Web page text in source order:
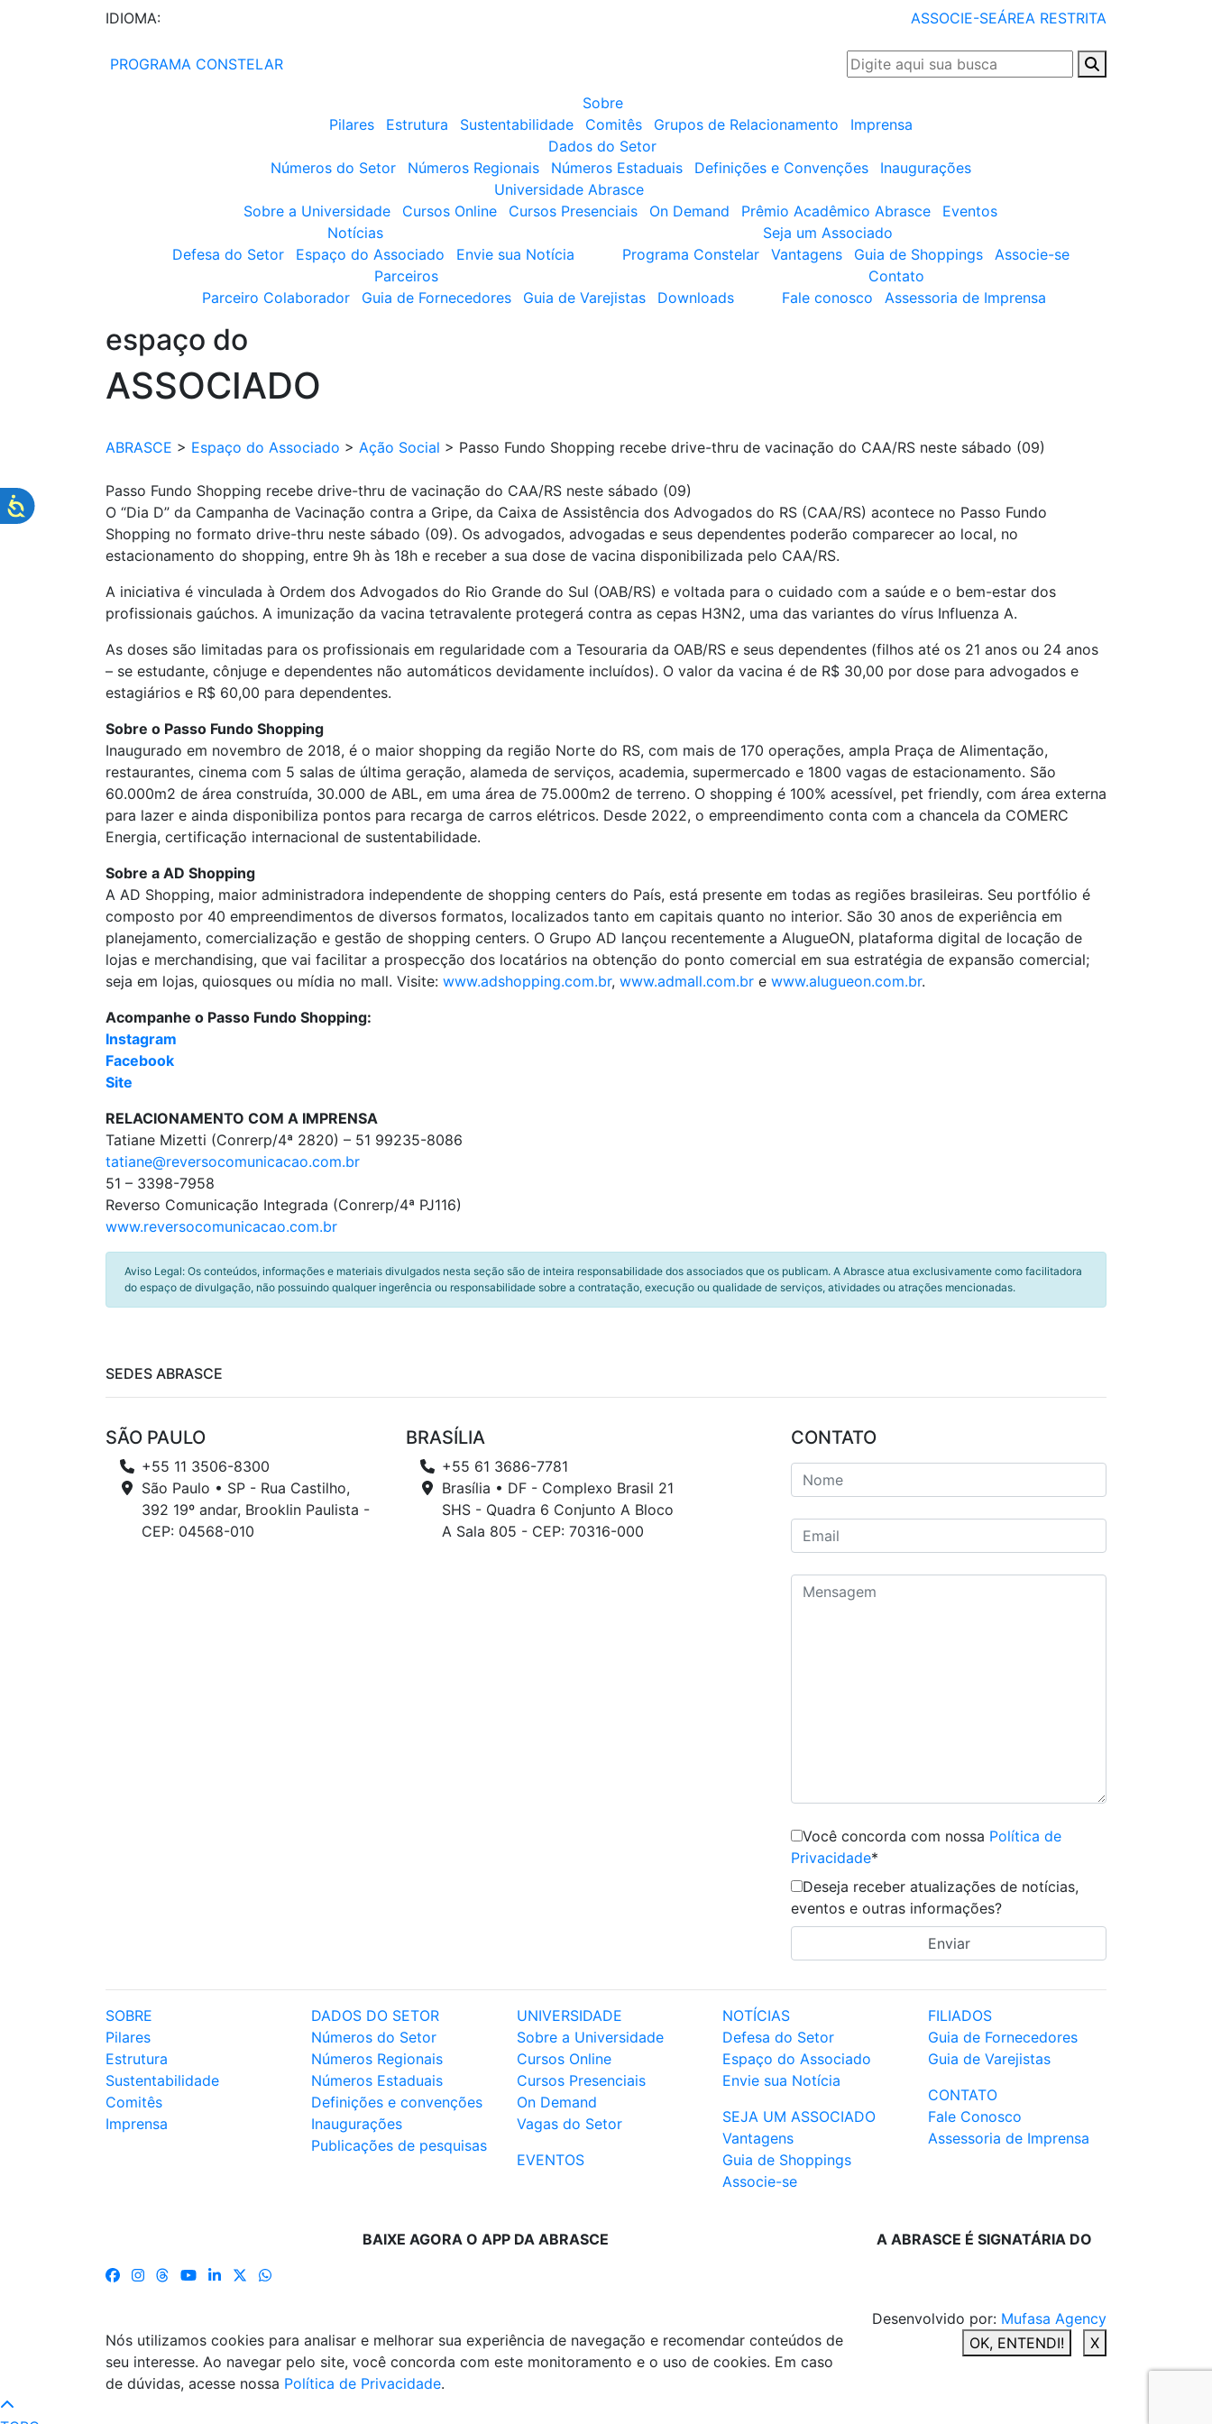
IDIOMA: ASSOCIE-SEÁREA RESTRITA
PROGRAMA CONSTELAR
Sobre
Pilares
Estrutura Sustentabilidade Comitês Grupos de Relacionamento
Imprensa
Dados do Setor
Números do Setor
Números Regionais Números Estaduais Definições e Convenções
Inaugurações
Universidade Abrasce
Sobre a Universidade
Cursos Online Cursos Presenciais On Demand Prêmio Acadêmico Abrasce
Eventos
Notícias
Defesa do Setor
Espaço do Associado Envie sua Notícia
Seja um Associado
Programa Constelar
Vantagens Guia de Shoppings
Associe-se
Parceiros
Parceiro Colaborador
Guia de Fornecedores Guia de Varejistas Downloads
Contato
Fale conosco
Assessoria de Imprensa
espaço do
ASSOCIADO
ABRASCE > Espaço do Associado > Ação Social > Passo Fundo Shopping recebe drive-thru de vacinação do CAA/RS neste sábado (09)
Passo Fundo Shopping recebe drive-thru de vacinação do CAA/RS neste sábado (09)
O “Dia D” da Campanha de Vacinação contra a Gripe, da Caixa de Assistência dos Advogados do RS (CAA/RS) acontece no Passo Fundo
Shopping no formato drive-thru neste sábado (09). Os advogados, advogadas e seus dependentes poderão comparecer ao local, no
estacionamento do shopping, entre 9h às 18h e receber a sua dose de vacina disponibilizada pelo CAA/RS.
A iniciativa é vinculada à Ordem dos Advogados do Rio Grande do Sul (OAB/RS) e voltada para o cuidado com a saúde e o bem-estar dos
profissionais gaúchos. A imunização da vacina tetravalente protegerá contra as cepas H3N2, uma das variantes do vírus Influenza A.
As doses são limitadas para os profissionais em regularidade com a Tesouraria da OAB/RS e seus dependentes (filhos até os 21 anos ou 24 anos
– se estudante, cônjuge e dependentes não automáticos devidamente incluídos). O valor da vacina é de R$ 30,00 por dose para advogados e
estagiários e R$ 60,00 para dependentes.
Sobre o Passo Fundo Shopping
Inaugurado em novembro de 2018, é o maior shopping da região Norte do RS, com mais de 170 operações, ampla Praça de Alimentação,
restaurantes, cinema com 5 salas de última geração, alameda de serviços, academia, supermercado e 1800 vagas de estacionamento. São
60.000m2 de área construída, 30.000 de ABL, em uma área de 75.000m2 de terreno. O shopping é 100% acessível, pet friendly, com área externa
para lazer e ainda disponibiliza pontos para recarga de carros elétricos. Desde 2022, o empreendimento conta com a chancela da COMERC
Energia, certificação internacional de sustentabilidade.
Sobre a AD Shopping
A AD Shopping, maior administradora independente de shopping centers do País, está presente em todas as regiões brasileiras. Seu portfólio é
composto por 40 empreendimentos de diversos formatos, localizados tanto em capitais quanto no interior. São 30 anos de experiência em
planejamento, comercialização e gestão de shopping centers. O Grupo AD lançou recentemente a AlugueON, plataforma digital de locação de
lojas e merchandising, que vai facilitar a prospecção dos locatários na obtenção do ponto comercial em sua estratégia de expansão comercial;
seja em lojas, quiosques ou mídia no mall. Visite: www.adshopping.com.br, www.admall.com.br e www.alugueon.com.br.
Acompanhe o Passo Fundo Shopping:
Instagram
Facebook
Site
RELACIONAMENTO COM A IMPRENSA
Tatiane Mizetti (Conrerp/4ª 2820) – 51 99235-8086
tatiane@reversocomunicacao.com.br
51 – 3398-7958
Reverso Comunicação Integrada (Conrerp/4ª PJ116)
www.reversocomunicacao.com.br
Aviso Legal: Os conteúdos, informações e materiais divulgados nesta seção são de inteira responsabilidade dos associados que os publicam. A Abrasce atua exclusivamente como facilitadora
do espaço de divulgação, não possuindo qualquer ingerência ou responsabilidade sobre a contratação, execução ou qualidade de serviços, atividades ou atrações mencionadas.
SEDES ABRASCE
SÃO PAULO
+55 11 3506-8300
São Paulo • SP - Rua Castilho,
392 19º andar, Brooklin Paulista -
CEP: 04568-010
BRASÍLIA
+55 61 3686-7781
Brasília • DF - Complexo Brasil 21
SHS - Quadra 6 Conjunto A Bloco
A Sala 805 - CEP: 70316-000
CONTATO
Você concorda com nossa Política de
Privacidade*
Deseja receber atualizações de notícias,
eventos e outras informações?
SOBRE
Pilares
Estrutura
Sustentabilidade
Comitês
Imprensa
DADOS DO SETOR
Números do Setor
Números Regionais
Números Estaduais
Definições e convenções
Inaugurações
Publicações de pesquisas
UNIVERSIDADE
Sobre a Universidade
Cursos Online
Cursos Presenciais
On Demand
Vagas do Setor
EVENTOS
NOTÍCIAS
Defesa do Setor
Espaço do Associado
Envie sua Notícia
SEJA UM ASSOCIADO
Vantagens
Guia de Shoppings
Associe-se
FILIADOS
Guia de Fornecedores
Guia de Varejistas
CONTATO
Fale Conosco
Assessoria de Imprensa
BAIXE AGORA O APP DA ABRASCE A ABRASCE É SIGNATÁRIA DO
Desenvolvido por: Mufasa Agency
Nós utilizamos cookies para analisar e melhorar sua experiência de navegação e recomendar conteúdos de
seu interesse. Ao navegar pelo site, você concorda com este monitoramento e o uso de cookies. Em caso
de dúvidas, acesse nossa Política de Privacidade.
OK, ENTENDI! X